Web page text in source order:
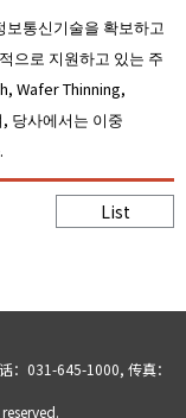
통신기술을 확보하고
으로 지원하고 있는 주
Wafer Thinning,
당사에서는 이중
List
：031-645-1000, 传真：